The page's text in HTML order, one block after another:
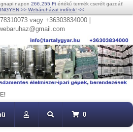
napon 266.255 Ft értékű termék cserélt gazdát!
INGYEN >> Webáruházat indítok! <<
vagy +36303834000 |
0